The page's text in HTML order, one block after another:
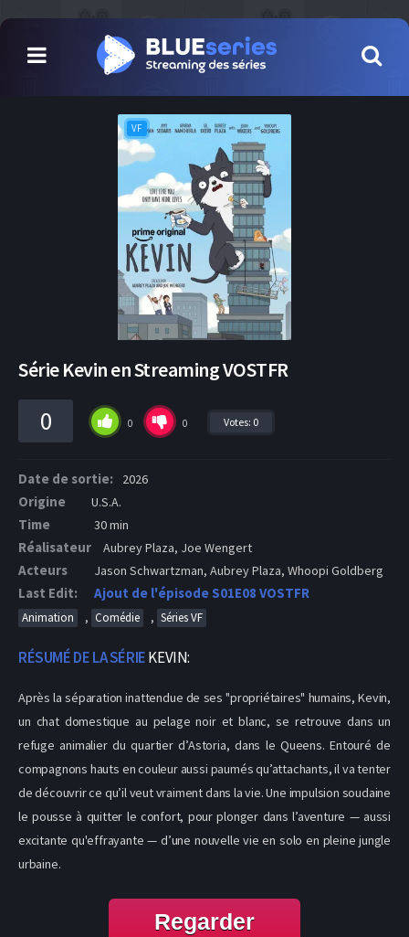
VF
Série Kevin en Streaming VOSTFR
0 0 0 Votes: 0
Date de sortie: 2026
Origine U.S.A.
Time 30 min
Réalisateur Aubrey Plaza, Joe Wengert
Acteurs Jason Schwartzman, Aubrey Plaza, Whoopi Goldberg
Last Edit: Ajout de l'épisode S01E08 VOSTFR
Animation , Comédie , Séries VF
RÉSUMÉ DE LA SÉRIEKEVIN:
Après la séparation inattendue de ses "propriétaires" humains, Kevin,
un chat domestique au pelage noir et blanc, se retrouve dans un
refuge animalier du quartier d’Astoria, dans le Queens. Entouré de
compagnons hauts en couleur aussi paumés qu’attachants, il va tenter
de découvrir ce qu’il veut vraiment dans la vie. Une impulsion soudaine
le pousse à quitter le confort, pour plonger dans l’aventure — aussi
excitante qu'effrayante — d’une nouvelle vie en solo en pleine jungle
urbaine.
Regarder